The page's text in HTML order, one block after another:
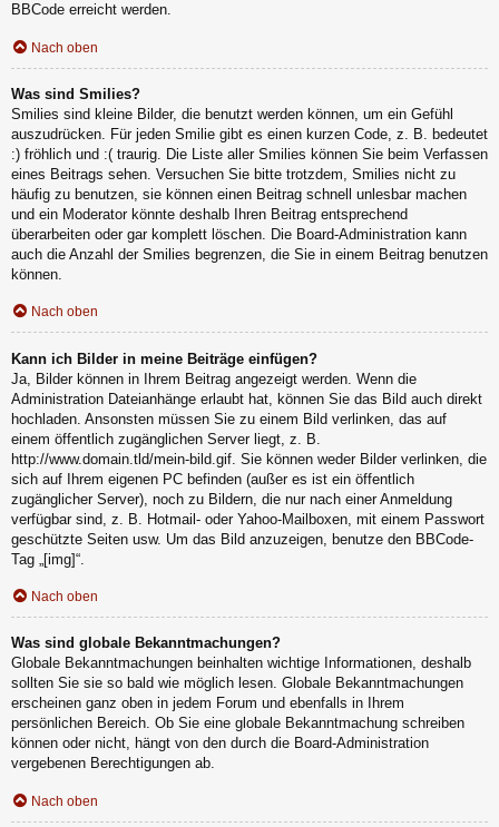
BBCode erreicht werden.
Nach oben
Was sind Smilies?
Smilies sind kleine Bilder, die benutzt werden können, um ein Gefühl
auszudrücken. Für jeden Smilie gibt es einen kurzen Code, z. B. bedeutet
:) fröhlich und :( traurig. Die Liste aller Smilies können Sie beim Verfassen
eines Beitrags sehen. Versuchen Sie bitte trotzdem, Smilies nicht zu
häufig zu benutzen, sie können einen Beitrag schnell unlesbar machen
und ein Moderator könnte deshalb Ihren Beitrag entsprechend
überarbeiten oder gar komplett löschen. Die Board-Administration kann
auch die Anzahl der Smilies begrenzen, die Sie in einem Beitrag benutzen
können.
Nach oben
Kann ich Bilder in meine Beiträge einfügen?
Ja, Bilder können in Ihrem Beitrag angezeigt werden. Wenn die
Administration Dateianhänge erlaubt hat, können Sie das Bild auch direkt
hochladen. Ansonsten müssen Sie zu einem Bild verlinken, das auf
einem öffentlich zugänglichen Server liegt, z. B.
http://www.domain.tld/mein-bild.gif. Sie können weder Bilder verlinken, die
sich auf Ihrem eigenen PC befinden (außer es ist ein öffentlich
zugänglicher Server), noch zu Bildern, die nur nach einer Anmeldung
verfügbar sind, z. B. Hotmail- oder Yahoo-Mailboxen, mit einem Passwort
geschützte Seiten usw. Um das Bild anzuzeigen, benutze den BBCode-
Tag „[img]“.
Nach oben
Was sind globale Bekanntmachungen?
Globale Bekanntmachungen beinhalten wichtige Informationen, deshalb
sollten Sie sie so bald wie möglich lesen. Globale Bekanntmachungen
erscheinen ganz oben in jedem Forum und ebenfalls in Ihrem
persönlichen Bereich. Ob Sie eine globale Bekanntmachung schreiben
können oder nicht, hängt von den durch die Board-Administration
vergebenen Berechtigungen ab.
Nach oben